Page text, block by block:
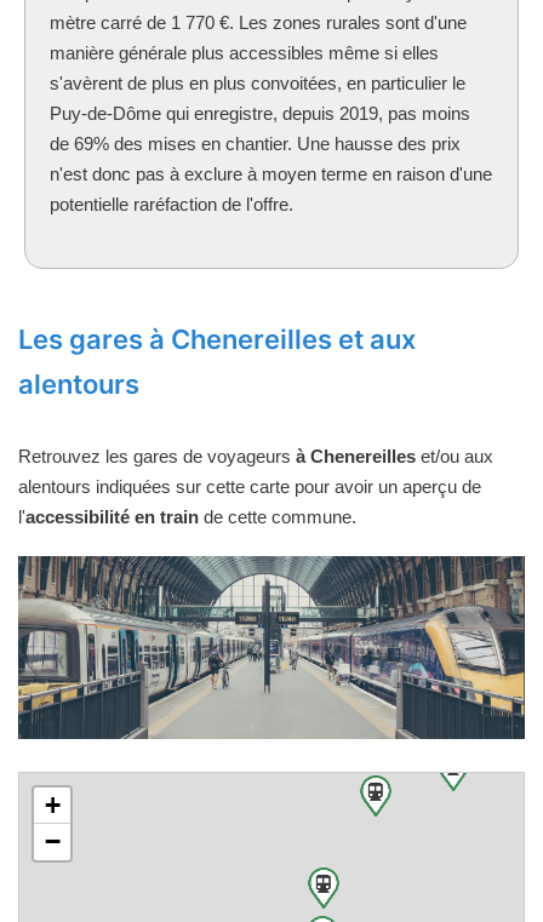
mètre carré de 1 770 €. Les zones rurales sont d'une
manière générale plus accessibles même si elles
s'avèrent de plus en plus convoitées, en particulier le
Puy-de-Dôme qui enregistre, depuis 2019, pas moins
de 69% des mises en chantier. Une hausse des prix
n'est donc pas à exclure à moyen terme en raison d'une
potentielle raréfaction de l'offre.
Les gares à Chenereilles et aux
alentours
Retrouvez les gares de voyageurs à Chenereilles et/ou aux
alentours indiquées sur cette carte pour avoir un aperçu de
l'accessibilité en train de cette commune.
+
−